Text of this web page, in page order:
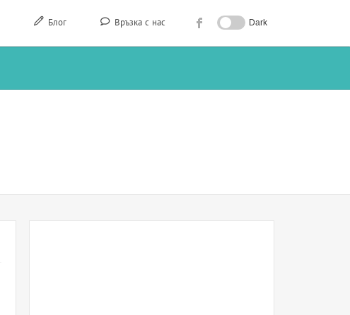
Блог Връзка с нас Dark